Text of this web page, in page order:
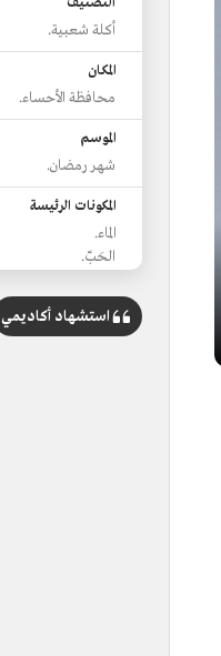
أكلة شعبية.
المكان
محافظة الأحساء.
الموسم
شهر رمضان.
المكونات الرئيسة
الماء.
الحَبّ.
الملح والبهارات.
استشهاد أكاديمي